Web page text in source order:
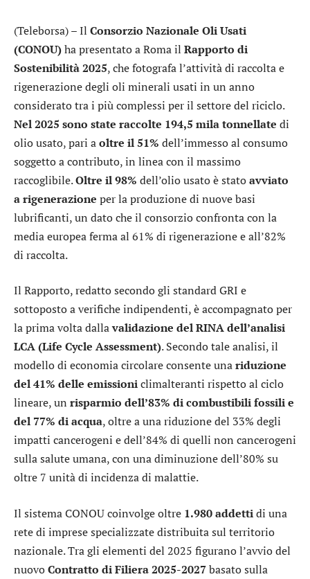
(Teleborsa) – Il Consorzio Nazionale Oli Usati
(CONOU)ha presentato a Roma il Rapporto di
Sostenibilità 2025, che fotografa l’attività di raccolta e
rigenerazione degli oli minerali usati in un anno
considerato tra i più complessi per il settore del riciclo.
Nel 2025 sono state raccolte 194,5 mila tonnellate di
olio usato, pari aoltre il 51% dell’immesso al consumo
soggetto a contributo, in linea con il massimo
raccoglibile.Oltre il 98% dell’olio usato è statoavviato
a rigenerazione per la produzione di nuove basi
lubrificanti, un dato che il consorzio confronta con la
media europea ferma al 61% di rigenerazione e all’82%
di raccolta.
Il Rapporto, redatto secondo gli standard GRI e
sottoposto a verifiche indipendenti, è accompagnato per
la prima volta dallavalidazione del RINA dell’analisi
LCA (Life Cycle Assessment). Secondo tale analisi, il
modello di economia circolare consente unariduzione
del 41% delle emissioniclimalteranti rispetto al ciclo
lineare, un risparmio dell’83% di combustibili fossili e
del 77% di acqua, oltre a una riduzione del 33% degli
impatti cancerogeni e dell’84% di quelli non cancerogeni
sulla salute umana, con una diminuzione dell’80% su
oltre 7 unità di incidenza di malattie.
Il sistema CONOU coinvolge oltre 1.980 addettidi una
rete di imprese specializzate distribuita sul territorio
nazionale. Tra gli elementi del 2025 figurano l’avvio del
nuovoContratto di Filiera 2025-2027basato sulla